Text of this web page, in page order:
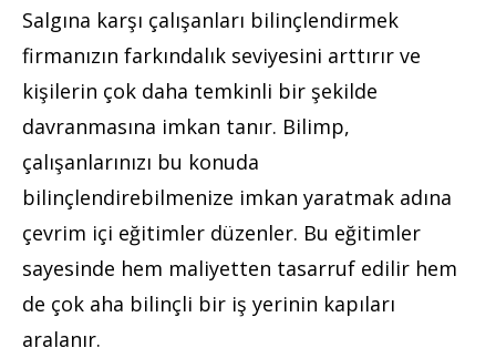
Salgına karşı çalışanları bilinçlendirmek
firmanızın farkındalık seviyesini arttırır ve
kişilerin çok daha temkinli bir şekilde
davranmasına imkan tanır. Bilimp,
çalışanlarınızı bu konuda
bilinçlendirebilmenize imkan yaratmak adına
çevrim içi eğitimler düzenler. Bu eğitimler
sayesinde hem maliyetten tasarruf edilir hem
de çok aha bilinçli bir iş yerinin kapıları
aralanır.